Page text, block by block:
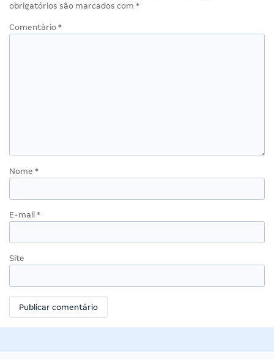
obrigatórios são marcados com *
Comentário *
Nome *
E-mail *
Site